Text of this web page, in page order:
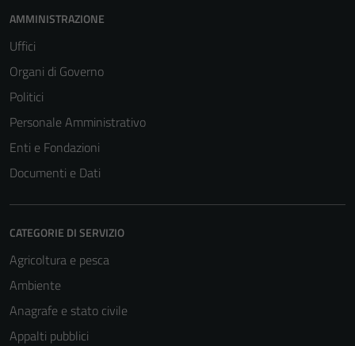
AMMINISTRAZIONE
Uffici
Organi di Governo
Politici
Personale Amministrativo
Enti e Fondazioni
Documenti e Dati
CATEGORIE DI SERVIZIO
Agricoltura e pesca
Ambiente
Anagrafe e stato civile
Appalti pubblici